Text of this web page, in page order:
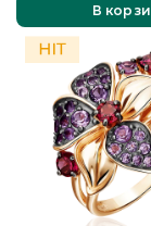
В